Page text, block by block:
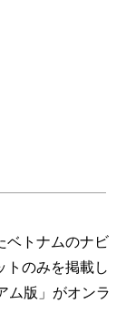
ベトナムのナビ
トのみを掲載し
ム版」がオンラ